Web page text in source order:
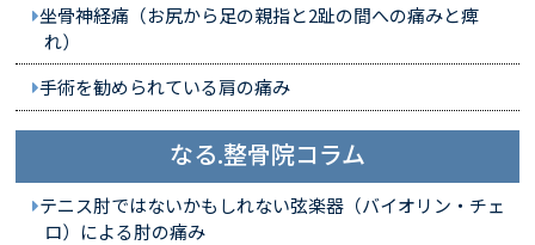
坐骨神経痛（お尻から足の親指と2趾の間への痛みと痺
れ）
手術を勧められている肩の痛み
なる.整骨院コラム
テニス肘ではないかもしれない弦楽器（バイオリン・チェ
ロ）による肘の痛み